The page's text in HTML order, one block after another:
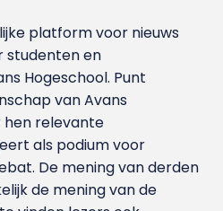
platform voor nieuws
studenten en
Hoge­school. Punt
van Avans
hen relevante
als podium voor
De mening van derden
de mening van de